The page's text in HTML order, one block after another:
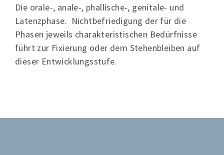
Die orale-, anale-, phallische-, genitale- und
Latenzphase. Nichtbefriedigung der für die
Phasen jeweils charakteristischen Bedürfnisse
führt zur Fixierung oder dem Stehenbleiben auf
dieser Entwicklungsstufe.